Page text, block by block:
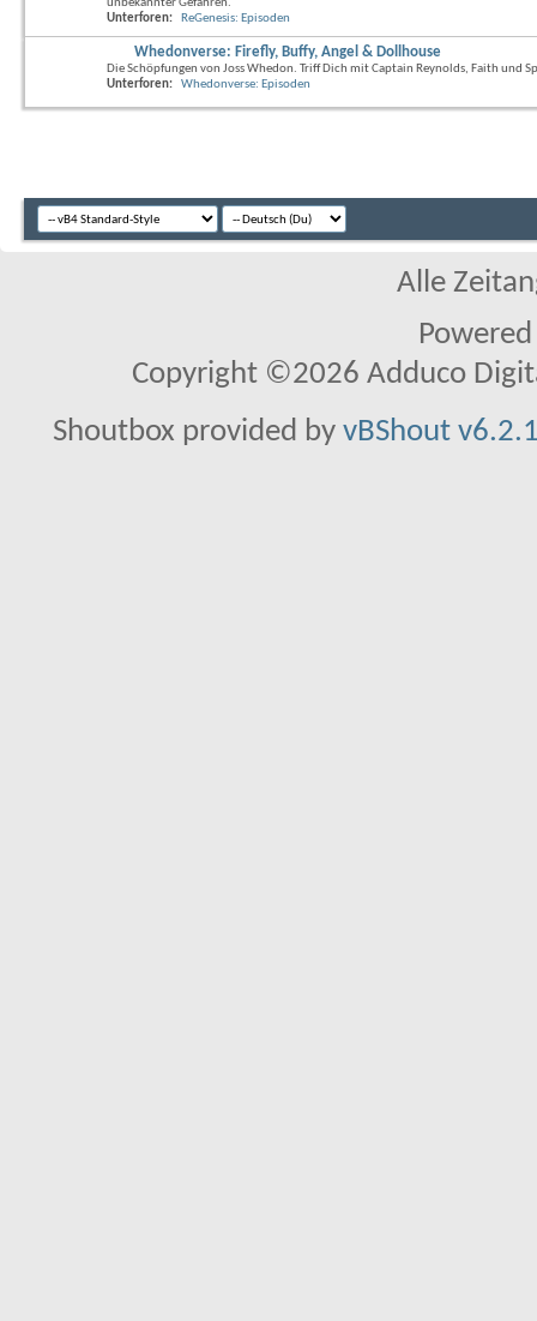
Unterforen:
ReGenesis: Episoden
Whedonverse: Firefly, Buffy, Angel & Dollhouse
Die Schöpfungen von Joss Whedon. Triff Dich mit Captain Reynolds, Faith und
Unterforen:
Whedonverse: Episoden
Alle
Copyright ©2026 Adduco
Shoutbox provided by vBShout